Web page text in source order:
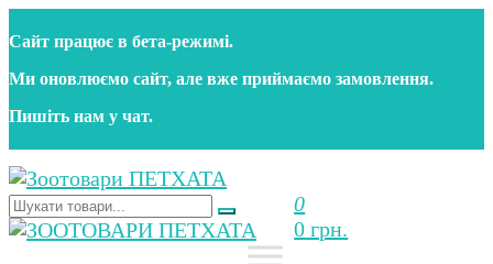
до
контенту
Сайт працює в бета‑режимі.
Ми оновлюємо сайт, але вже приймаємо замовлення.
Пишіть нам у чат.
Зоотовари ПЕТХАТА
Зоомагазин для собак та котів | Корм, іграшки,
аксесуари та догляд за тваринами. Доставка по
0
0 грн.